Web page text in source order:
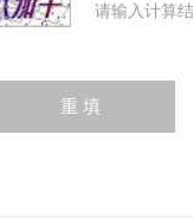
请输入计算